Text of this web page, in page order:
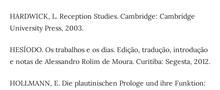
HARDWICK, L. Reception Studies. Cambridge: Cambridge
University Press, 2003.
HESÍODO. Os trabalhos e os dias. Edição, tradução, introdução
e notas de Alessandro Rolim de Moura. Curitiba: Segesta, 2012.
HOLLMANN, E. Die plautinischen Prologe und ihre Funktion: